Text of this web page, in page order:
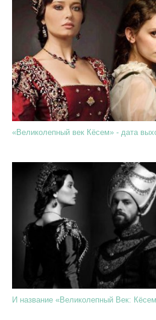
«Великолепный век Кёсем» - дата
И название «Великолепный Век: